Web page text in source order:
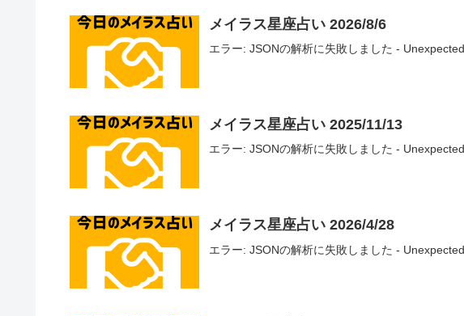
メイラス星座占い 2026/8/6
エラー: JSONの解析に失敗しました -
メイラス星座占い 2025/11/13
エラー: JSONの解析に失敗しました -
メイラス星座占い 2026/4/28
エラー: JSONの解析に失敗しました -